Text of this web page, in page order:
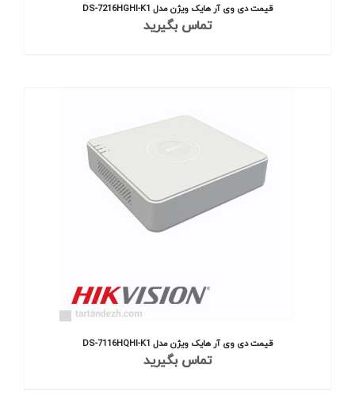
قیمت دی وی آر هایک ویژن مدل DS-7216HGHI-K1
تماس بگیرید
قیمت دی وی آر هایک ویژن مدل DS-7116HQHI-K1
تماس بگیرید